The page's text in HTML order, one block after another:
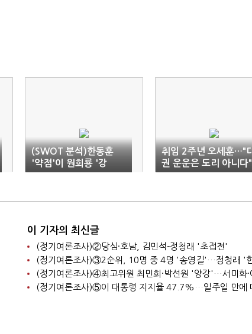
(SWOT 분석)한동훈
'약점'이 원희룡 '강
점'…기회·위협 관통하
취임 2주년 오세훈…"
권 운운은 도리 아니다"
이 기자의 최신글
(정기여론조사)②당심·호남, 김민석-정청래 '초접전'